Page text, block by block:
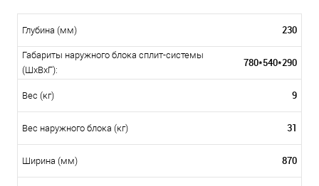
Глубина (мм) 230
Габариты наружного блока сплит-системы
(ШxВxГ):
780*540*290
Вес (кг) 9
Вес наружного блока (кг) 31
Ширина (мм) 870